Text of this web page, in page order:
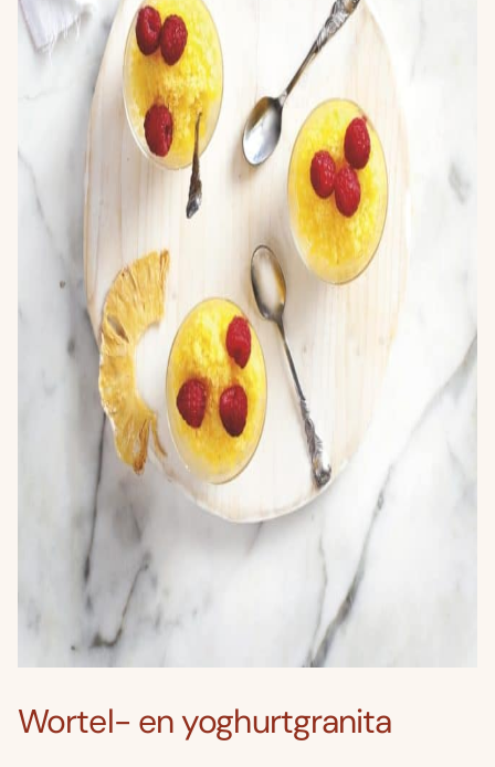
Wortel- en yoghurtgranita